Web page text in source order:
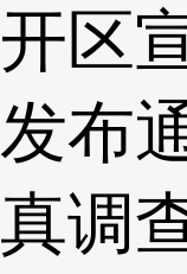
开区
发布
真调